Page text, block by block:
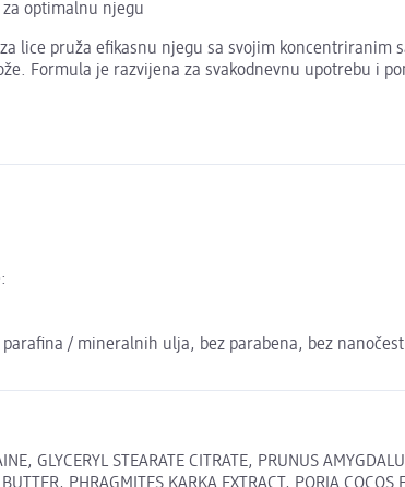
optimalnu njegu
lice pruža efikasnu njegu sa svojim
Formula je razvijena za svakodnevnu upotrebu i
/ mineralnih ulja, bez parabena, bez
GLYCERYL STEARATE CITRATE, PRUNUS